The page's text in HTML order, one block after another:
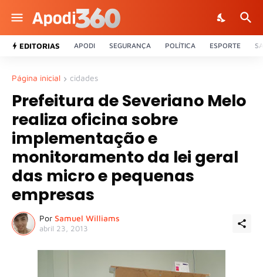
EDITORIAS APODI SEGURANÇA POLÍTICA ESPORTE
Página inicial cidades
Prefeitura de Severiano Melo
realiza oficina sobre
implementação e
monitoramento da lei geral
das micro e pequenas
empresas
Por Samuel Williams
abril 23, 2013